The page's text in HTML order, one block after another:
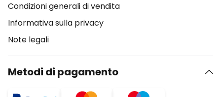
Condizioni generali di vendita
Informativa sulla privacy
Note legali
Metodi di pagamento